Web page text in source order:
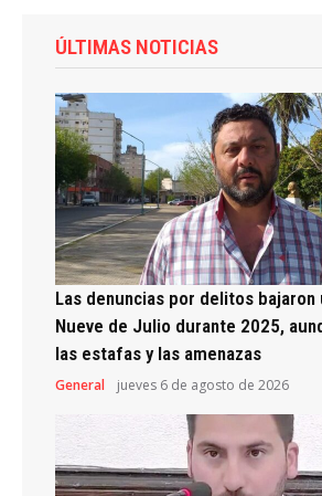
ÚLTIMAS NOTICIAS
Las denuncias por delitos bajaron
Nueve de Julio durante 2025,
las estafas y las amenazas
General jueves 6 de agosto de 2026